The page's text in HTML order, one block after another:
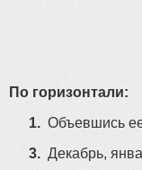
По горизонтали:
1. Объевшись
3. Декабрь,